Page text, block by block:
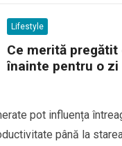
Lifestyle
Ce merită pregătit
înainte pentru o zi
pot influența
până la